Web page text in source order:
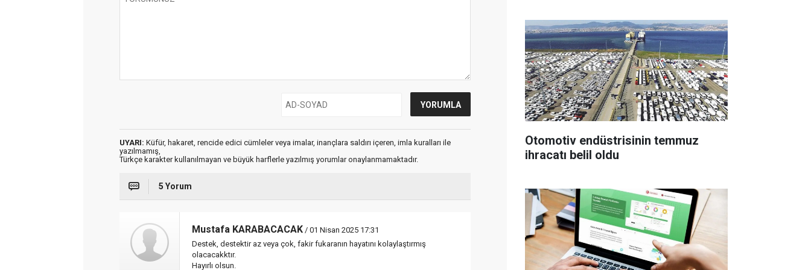
UYARI: Küfür, hakaret, rencide edici cümleler veya imalar, inançlara saldırı içeren, imla kuralları ile
yazılmamış,
Türkçe karakter kullanılmayan ve büyük harflerle yazılmış yorumlar onaylanmamaktadır.
5 Yorum
Mustafa KARABACACAK / 01 Nisan 2025 17:31
Destek, destektir az veya çok, fakir fukaranın hayatını kolaylaştırmış
olacacakktır.
Hayırlı olsun.
Otomotiv endüstrisinin temmuz
ihracatı belil oldu